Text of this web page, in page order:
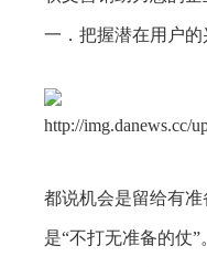
一．把握潜在用户的
都说机会是留给有
是“不打无准备的仗